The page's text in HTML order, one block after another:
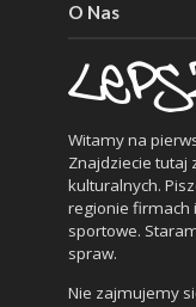
O Nas
Witamy na
Znajdziecie tutaj
kulturalnych.
regionie firmach
sportowe.
spraw.
Nie zajmujemy